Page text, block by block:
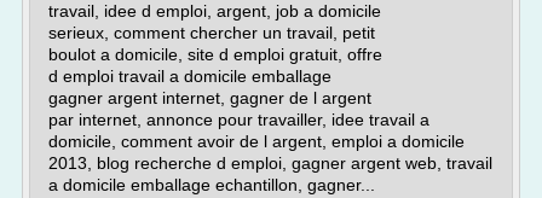
travail, idee d emploi, argent, job a domicile
serieux, comment chercher un travail, petit
boulot a domicile, site d emploi gratuit, offre
d emploi travail a domicile emballage
gagner argent internet, gagner de l argent
par internet, annonce pour travailler, idee travail a
domicile, comment avoir de l argent, emploi a domicile
2013, blog recherche d emploi, gagner argent web, travail
a domicile emballage echantillon, gagner...